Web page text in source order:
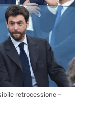
retrocessione –